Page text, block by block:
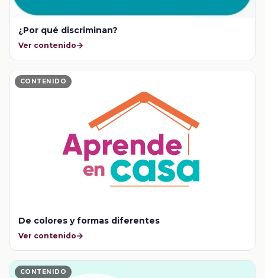
¿Por qué discriminan?
Ver contenido
CONTENIDO
De colores y formas diferentes
Ver contenido
CONTENIDO